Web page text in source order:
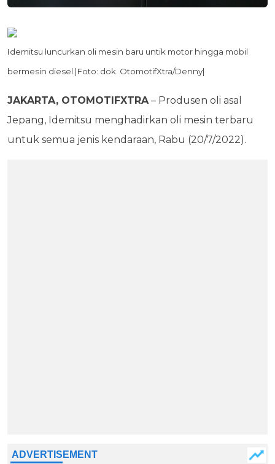
Idemitsu luncurkan oli mesin baru untik motor hingga mobil
bermesin diesel.|Foto: dok. OtomotifXtra/Denny|
JAKARTA, OTOMOTIFXTRA– Produsen oli asal
Jepang, Idemitsu menghadirkan oli mesin terbaru
untuk semua jenis kendaraan, Rabu (20/7/2022).